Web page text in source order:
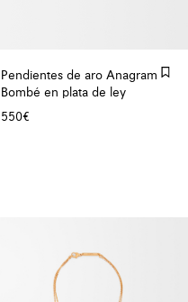
Pendientes de aro Anagram
Bombé en plata de ley
550€